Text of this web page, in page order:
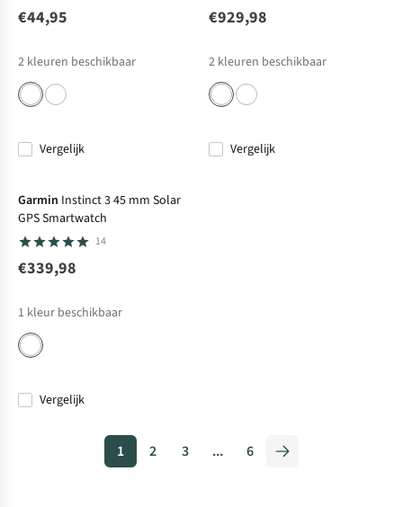
€44,95
2 kleuren beschikbaar
Vergelijk
€929,98
2 kleuren beschikbaar
Vergelijk
Net binnen
Garmin Instinct 3 45 mm Solar
GPS Smartwatch
14
€339,98
1 kleur beschikbaar
Vergelijk
1 2 3 ... 6